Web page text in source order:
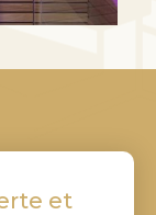
et